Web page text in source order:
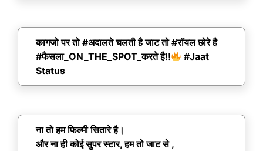
कागजो पर तो #अदालते चलती है जाट तो #रॉयल छोरे है
#फैसला_ON_THE_SPOT_करते है!!
#Jaat
Status
ना तो हम फिल्मी सितारे है।
और ना ही कोई सुपर स्टार, हम तो जाट से ,